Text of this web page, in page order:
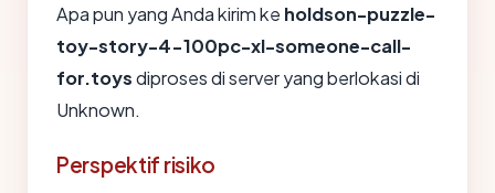
Apa pun yang Anda kirim ke holdson-puzzle-
toy-story-4-100pc-xl-someone-call-
for.toysdiproses di server yang berlokasi di
Unknown.
Perspektif risiko